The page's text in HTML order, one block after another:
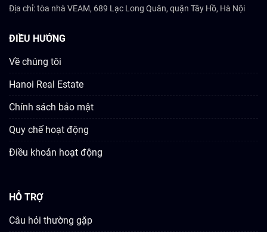
Địa chỉ: tòa nhà VEAM, 689 Lạc Long Quân, quận Tây Hồ, Hà Nội
ĐIỀU HƯỚNG
Về chúng tôi
Hanoi Real Estate
Chính sách bảo mật
Quy chế hoạt động
Điều khoản hoạt động
HỖ TRỢ
Câu hỏi thường gặp